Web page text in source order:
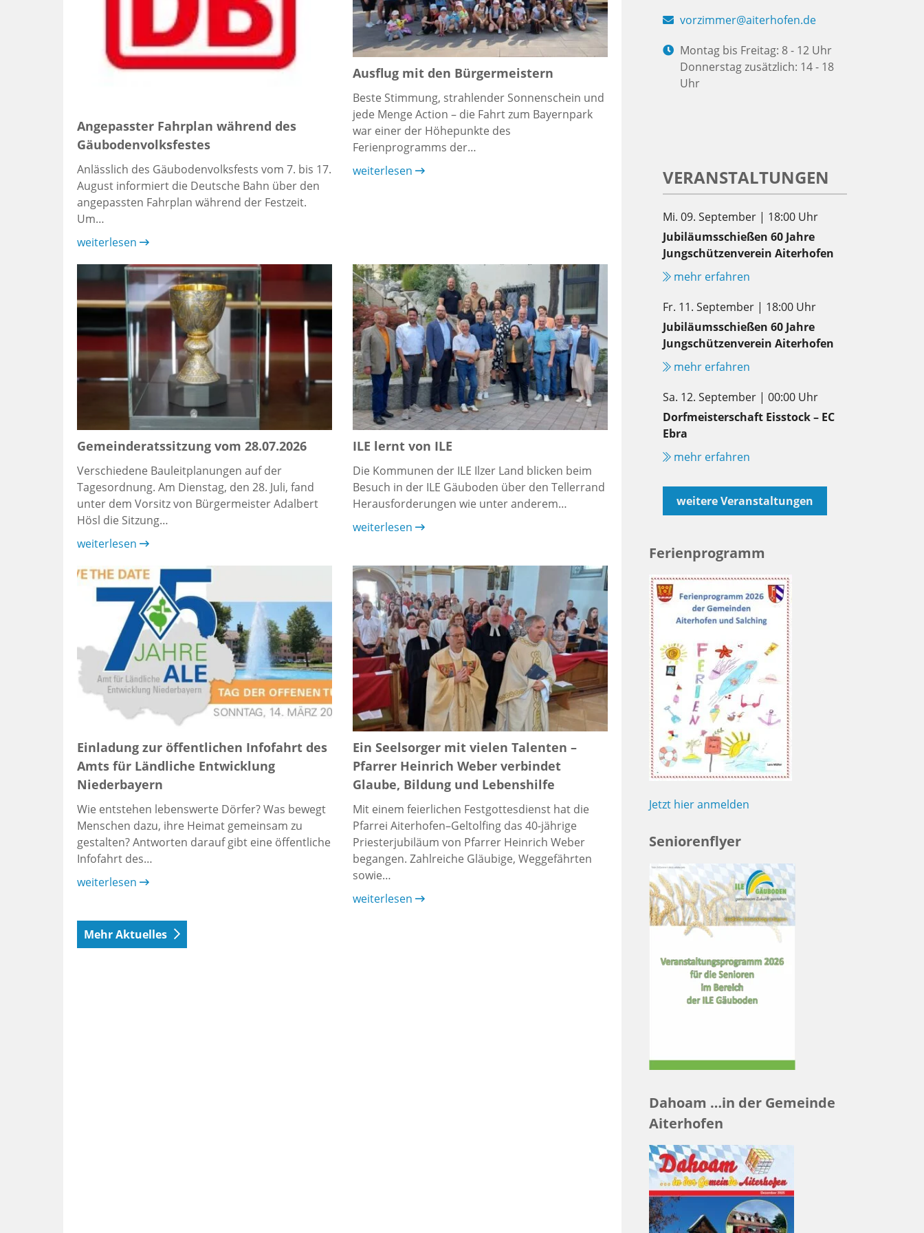
Angepasster Fahrplan während des
Gäubodenvolksfestes
Anlässlich des Gäubodenvolksfests vom 7. bis 17.
August informiert die Deutsche Bahn über den
angepassten Fahrplan während der Festzeit.
Um…
weiterlesen
Ausflug mit den Bürgermeistern
Beste Stimmung, strahlender Sonnenschein und
jede Menge Action – die Fahrt zum Bayernpark
war einer der Höhepunkte des
Ferienprogramms der…
weiterlesen
Gemeinderatssitzung vom 28.07.2026
Verschiedene Bauleitplanungen auf der
Tagesordnung. Am Dienstag, den 28. Juli, fand
unter dem Vorsitz von Bürgermeister Adalbert
Hösl die Sitzung…
weiterlesen
ILE lernt von ILE
Die Kommunen der ILE Ilzer Land blicken beim
Besuch in der ILE Gäuboden über den Tellerrand
Herausforderungen wie unter anderem…
weiterlesen
Einladung zur öffentlichen Infofahrt des
Amts für Ländliche Entwicklung
Niederbayern
Wie entstehen lebenswerte Dörfer? Was bewegt
Menschen dazu, ihre Heimat gemeinsam zu
gestalten? Antworten darauf gibt eine öffentliche
Infofahrt des…
weiterlesen
Ein Seelsorger mit vielen Talenten –
Pfarrer Heinrich Weber verbindet
Glaube, Bildung und Lebenshilfe
Mit einem feierlichen Festgottesdienst hat die
Pfarrei Aiterhofen–Geltolfing das 40-jährige
Priesterjubiläum von Pfarrer Heinrich Weber
begangen. Zahlreiche Gläubige, Weggefährten
sowie…
weiterlesen
Mehr Aktuelles
vorzimmer@aiterhofen.de
Montag bis Freitag: 8 - 12 Uhr
Donnerstag zusätzlich: 14 - 18
Uhr
VERANSTALTUNGEN
Mi. 09. September | 18:00 Uhr
Jubiläumsschießen 60 Jahre
Jungschützenverein Aiterhofen
mehr erfahren
Fr. 11. September | 18:00 Uhr
Jubiläumsschießen 60 Jahre
Jungschützenverein Aiterhofen
mehr erfahren
Sa. 12. September | 00:00 Uhr
Dorfmeisterschaft Eisstock – EC
Ebra
mehr erfahren
weitere Veranstaltungen
Ferienprogramm
Jetzt hier anmelden
Seniorenflyer
Dahoam …in der Gemeinde
Aiterhofen